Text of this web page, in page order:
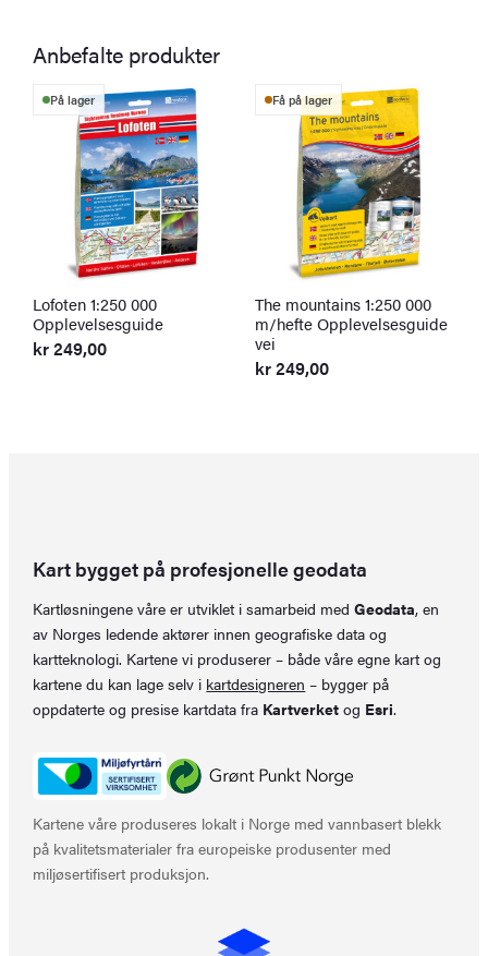
Anbefalte produkter
På lager
Lofoten 1:250 000
Opplevelsesguide
kr249,00
Få på lager
The mountains 1:250 000
m/hefte Opplevelsesguide
vei
kr249,00
Kart bygget på profesjonelle geodata
Kartløsningene våre er utviklet i samarbeid medGeodata, en
av Norges ledende aktører innen geografiske data og
kartteknologi. Kartene vi produserer – både våre egne kart og
kartene du kan lage selv i kartdesigneren – bygger på
oppdaterte og presise kartdata fra Kartverket og Esri.
Kartene våre produseres lokalt i Norge med vannbasert blekk
på kvalitetsmaterialer fra europeiske produsenter med
miljøsertifisert produksjon.